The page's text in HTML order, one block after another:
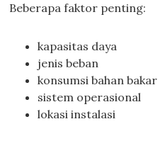
Beberapa faktor penting:
kapasitas daya
jenis beban
konsumsi bahan bakar
sistem operasional
lokasi instalasi